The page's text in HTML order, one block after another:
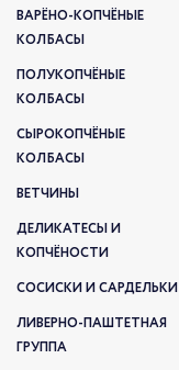
ВАРЁНО-КОПЧЁНЫЕ
КОЛБАСЫ
ПОЛУКОПЧЁНЫЕ
КОЛБАСЫ
СЫРОКОПЧЁНЫЕ
КОЛБАСЫ
ВЕТЧИНЫ
ДЕЛИКАТЕСЫ И
КОПЧЁНОСТИ
СОСИСКИ И САРДЕЛЬКИ
ЛИВЕРНО-ПАШТЕТНАЯ
ГРУППА